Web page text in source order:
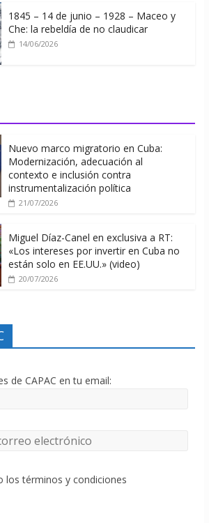
1845 – 14 de junio – 1928 – Maceo y
Che: la rebeldía de no claudicar
14/06/2026
Nuevo marco migratorio en Cuba:
Modernización, adecuación al
contexto e inclusión contra
instrumentalización política
21/07/2026
Miguel Díaz-Canel en exclusiva a RT:
«Los intereses por invertir en Cuba no
están solo en EE.UU.» (video)
20/07/2026
de CAPAC en tu email:
los términos y condiciones